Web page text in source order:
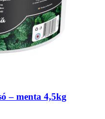
– menta 4,5kg